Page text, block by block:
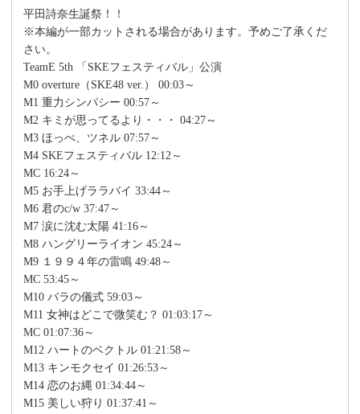
平田詩奈生誕祭！！
※本編が一部カットされる場合があります。予めご了承くだ
さい。
TeamE 5th 「SKEフェスティバル」公演
M0 overture（SKE48 ver.） 00:03～
M1 重力シンパシー 00:57～
M2 キミが思ってるより・・・ 04:27～
M3 ほっぺ、ツネル 07:57～
M4 SKEフェスティバル 12:12～
MC 16:24～
M5 お手上げララバイ 33:44～
M6 君のc/w 37:47～
M7 涙に沈む太陽 41:16～
M8 ハングリーライオン 45:24～
M9 １９９４年の雷鳴 49:48～
MC 53:45～
M10 バラの儀式 59:03～
M11 女神はどこで微笑む？ 01:03:17～
MC 01:07:36～
M12 ハートのベクトル 01:21:58～
M13 キンモクセイ 01:26:53～
M14 恋のお縄 01:34:44～
M15 美しい狩り 01:37:41～